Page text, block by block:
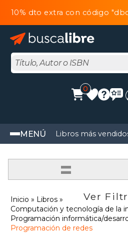
10% dto extra con código
0
MENÚ Libros más
=
Ver
Inicio
Libros
Computación y tecnología de la
Programación informática/
Programación de redes